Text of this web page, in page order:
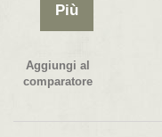
Più
Aggiungi al
comparatore